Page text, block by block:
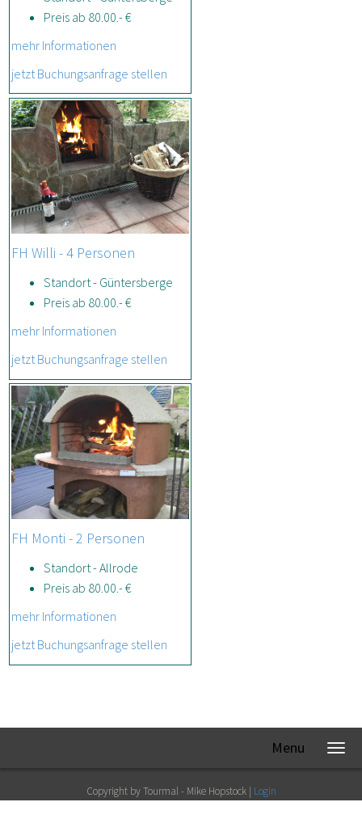
Preis ab 80.00.- €
mehr Informationen
jetzt Buchungsanfrage stellen
FH Willi - 4 Personen
Standort - Güntersberge
Preis ab 80.00.- €
mehr Informationen
jetzt Buchungsanfrage stellen
FH Monti - 2 Personen
Standort - Allrode
Preis ab 80.00.- €
mehr Informationen
jetzt Buchungsanfrage stellen
Menu
Copyright by Tourmal - Mike Hopstock | Login